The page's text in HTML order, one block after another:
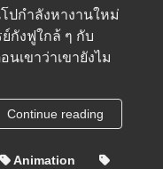
ปกำลังหางานใหม่
กังฟูใกล้ ๆ กับ
นเขาว่าเขายังไม
Continue reading
Animation